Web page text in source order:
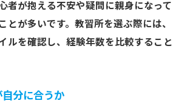
者が抱える不安や疑問に親身になって
とが多いです。教習所を選ぶ際には、
ルを確認し、経験年数を比較すること
分に合うか